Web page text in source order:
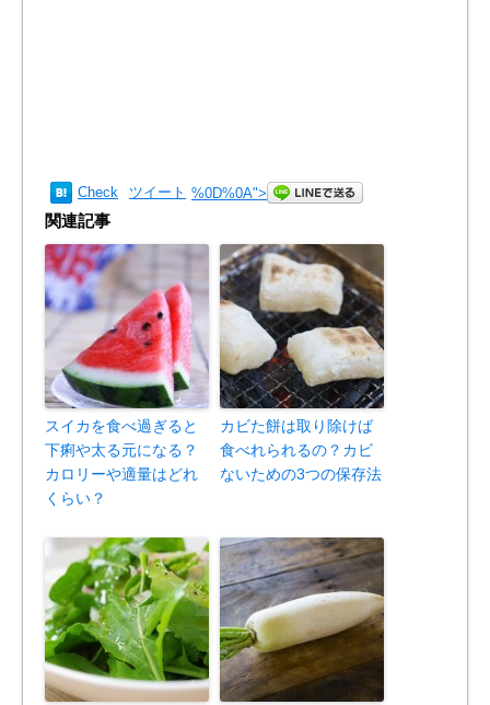
Check ツイート %0D%0A">
関連記事
スイカを食べ過ぎると
下痢や太る元になる？
カロリーや適量はどれ
くらい？
カビた餅は取り除けば
食べれられるの？カビ
ないための3つの保存法